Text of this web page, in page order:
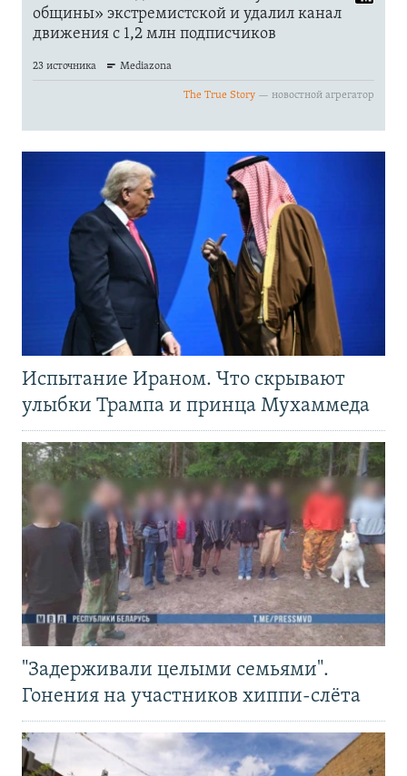
Испытание Ираном. Что скрывают
улыбки Трампа и принца Мухаммеда
"Задерживали целыми семьями".
Гонения на участников хиппи-слёта